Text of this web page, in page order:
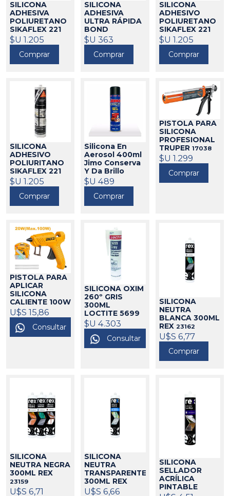
SILICONA
ADHESIVA
POLIURETANO
SIKAFLEX 221
BLANCO SIKA
521004
$U 1.205
Comprar
SILICONA
ADHESIVA
ULTRA RÁPIDA
BOND
MONTAJE
300ML SIKA
521010
$U 363
Comprar
SILICONA
ADHESIVO
POLIURETANO
SIKAFLEX 221
NEGRO SIKA
521006
$U 1.205
Comprar
SILICONA
ADHESIVO
POLIURITANO
SIKAFLEX 221
GRIS SIKA
521005
$U 1.205
Comprar
Silicona En
Aerosol 400ml
Jimo Conserva
Y Da Brillo
458051
$U 489
Comprar
PISTOLA PARA
SILICONA
PROFESIONAL
TRUPER 17038
$U 1.299
Comprar
PISTOLA PARA
APLICAR
SILICONA
CALIENTE 100W
INGCO 17049
U$S 15,86
Consultar
SILICONA OXIM
260º GRIS
300ML
LOCTITE 5699
375095
$U 4.303
Consultar
SILICONA
NEUTRA
BLANCA 300ML
REX 23162
U$S 6,77
Comprar
SILICONA
NEUTRA NEGRA
300ML REX
23159
U$S 6,71
SILICONA
NEUTRA
TRANSPARENTE
300ML REX
23161
U$S 6,66
SILICONA
SELLADOR
ACRÍLICA
PINTABLE